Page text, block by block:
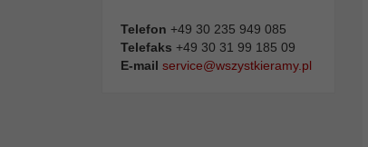
Telefon +49 30 235 949 085
Telefaks +49 30 31 99 185 09
E-mail service@wszystkieramy.pl